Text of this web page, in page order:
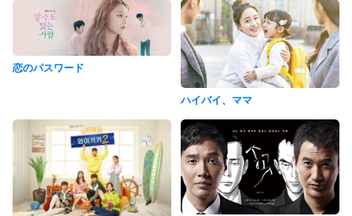
恋のパスワード
ハイバイ、ママ